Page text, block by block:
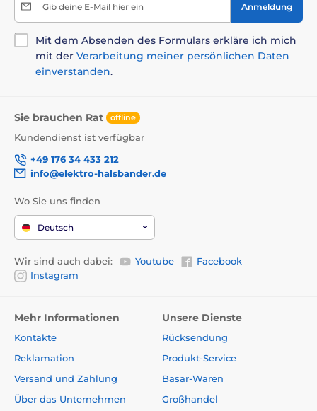
Gib deine E-Mail hier ein Anmeldung
Mit dem Absenden des Formulars erkläre ich mich
mit der Verarbeitung meiner persönlichen Daten
einverstanden.
Sie brauchen Rat offline
Kundendienst ist verfügbar
+49 176 34 433 212
info@elektro-halsbander.de
Wo Sie uns finden
Deutsch
Wir sind auch dabei: Youtube
Facebook
Instagram
Mehr Informationen
Kontakte
Reklamation
Versand und Zahlung
Über das Unternehmen
Unsere Dienste
Rücksendung
Produkt-Service
Basar-Waren
Großhandel